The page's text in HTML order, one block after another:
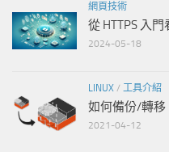
網頁技術
從 HTTPS 入門
2024-05-18
LINUX / 工具介紹
如何備份/轉移
2021-04-12